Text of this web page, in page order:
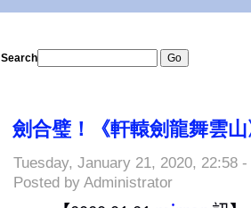
Search
劍合璧！《軒轅劍龍舞雲
Tuesday, January 21, 2020, 22:58 -
Posted by Administrator